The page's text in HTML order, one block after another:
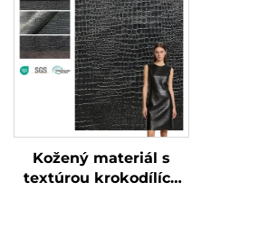
Kožený materiál s
textúrou krokodílích